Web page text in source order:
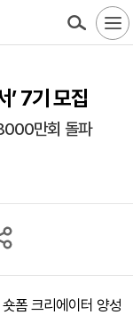
’ 7기 모집
만회 돌파
폼 크리에이터 양성